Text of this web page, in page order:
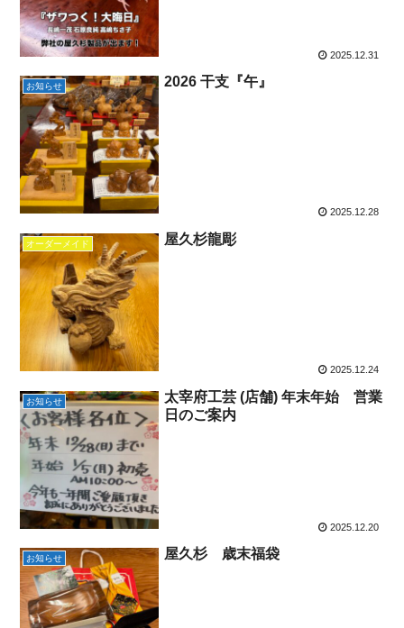
2025.12.31
お知らせ 2026 干支『午』
2025.12.28
オーダーメイド 屋久杉龍彫
2025.12.24
お知らせ
太宰府工芸 (店舗) 年末年始 営業
日のご案内
2025.12.20
お知らせ 屋久杉 歳末福袋